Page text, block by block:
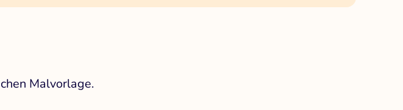
Malvorlage.